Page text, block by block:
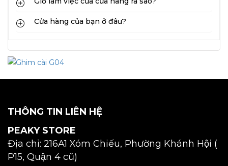
Cửa hàng của bạn ở đâu?
THÔNG TIN LIÊN HỆ
PEAKY STORE
Địa chỉ: 216A1 Xóm Chiếu, Phường Khánh Hội (
P15, Quận 4 cũ)